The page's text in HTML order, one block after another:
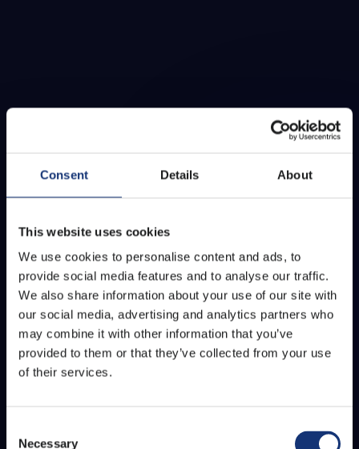
Consent Details About
This website uses cookies
We use cookies to personalise content and ads, to
provide social media features and to analyse our traffic.
We also share information about your use of our site with
our social media, advertising and analytics partners who
may combine it with other information that you’ve
provided to them or that they’ve collected from your use
of their services.
Necessary